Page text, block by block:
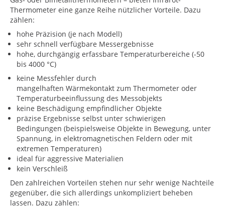
Thermometer eine ganze Reihe nützlicher Vorteile. Dazu
zählen:
hohe Präzision (je nach Modell)
sehr schnell verfügbare Messergebnisse
hohe, durchgängig erfassbare Temperaturbereiche (-50
bis 4000 °C)
keine Messfehler durch
mangelhaften Wärmekontakt zum Thermometer oder
Temperaturbeeinflussung des Messobjekts
keine Beschädigung empfindlicher Objekte
präzise Ergebnisse selbst unter schwierigen
Bedingungen (beispielsweise Objekte in Bewegung, unter
Spannung, in elektromagnetischen Feldern oder mit
extremen Temperaturen)
ideal für aggressive Materialien
kein Verschleiß
Den zahlreichen Vorteilen stehen nur sehr wenige Nachteile
gegenüber, die sich allerdings unkompliziert beheben
lassen. Dazu zählen: